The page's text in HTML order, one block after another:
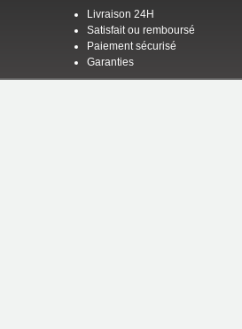
Livraison 24H
Satisfait ou remboursé
Paiement sécurisé
Garanties